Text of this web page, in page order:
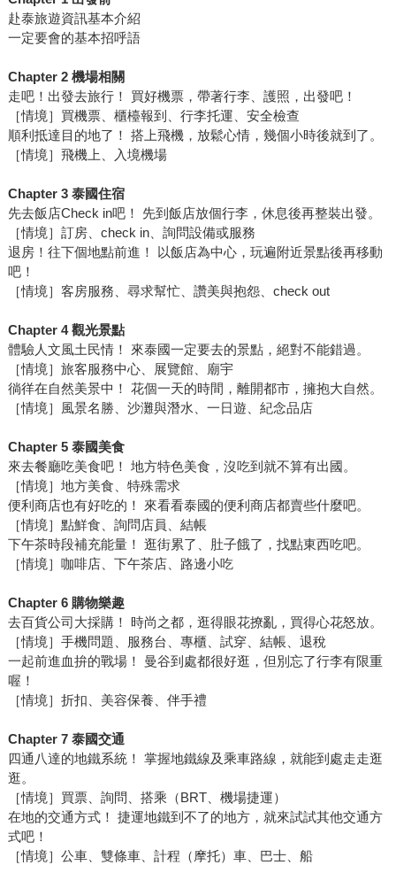
赴泰旅遊資訊基本介紹
一定要會的基本招呼語
Chapter 2 機場相關
走吧！出發去旅行！ 買好機票，帶著行李、護照，出發吧！
［情境］買機票、櫃檯報到、行李托運、安全檢查
順利抵達目的地了！ 搭上飛機，放鬆心情，幾個小時後就到了。
［情境］飛機上、入境機場
Chapter 3 泰國住宿
先去飯店Check in吧！ 先到飯店放個行李，休息後再整裝出發。
［情境］訂房、check in、詢問設備或服務
退房！往下個地點前進！ 以飯店為中心，玩遍附近景點後再移動
吧！
［情境］客房服務、尋求幫忙、讚美與抱怨、check out
Chapter 4 觀光景點
體驗人文風土民情！ 來泰國一定要去的景點，絕對不能錯過。
［情境］旅客服務中心、展覽館、廟宇
徜徉在自然美景中！ 花個一天的時間，離開都市，擁抱大自然。
［情境］風景名勝、沙灘與潛水、一日遊、紀念品店
Chapter 5 泰國美食
來去餐廳吃美食吧！ 地方特色美食，沒吃到就不算有出國。
［情境］地方美食、特殊需求
便利商店也有好吃的！ 來看看泰國的便利商店都賣些什麼吧。
［情境］點鮮食、詢問店員、結帳
下午茶時段補充能量！ 逛街累了、肚子餓了，找點東西吃吧。
［情境］咖啡店、下午茶店、路邊小吃
Chapter 6 購物樂趣
去百貨公司大採購！ 時尚之都，逛得眼花撩亂，買得心花怒放。
［情境］手機問題、服務台、專櫃、試穿、結帳、退稅
一起前進血拚的戰場！ 曼谷到處都很好逛，但別忘了行李有限重
喔！
［情境］折扣、美容保養、伴手禮
Chapter 7 泰國交通
四通八達的地鐵系統！ 掌握地鐵線及乘車路線，就能到處走走逛
逛。
［情境］買票、詢問、搭乘（BRT、機場捷運）
在地的交通方式！ 捷運地鐵到不了的地方，就來試試其他交通方
式吧！
［情境］公車、雙條車、計程（摩托）車、巴士、船